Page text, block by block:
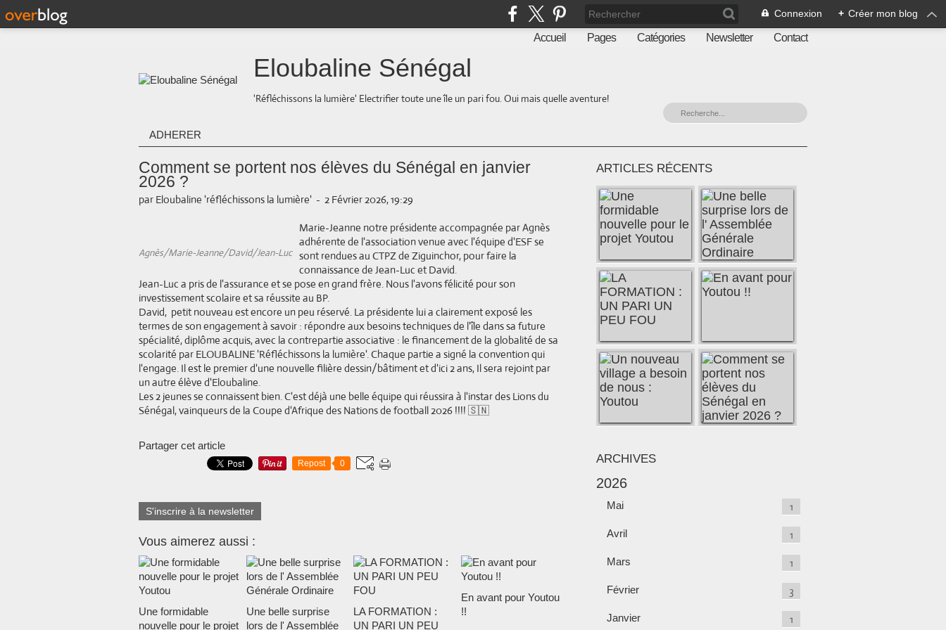
Connexion + Créer mon blog
Accueil Pages Catégories Newsletter Contact
Eloubaline Sénégal
'Réfléchissons la lumière' Electrifier toute une île un pari fou. Oui mais quelle aventure!
ADHERER
Comment se portent nos élèves du Sénégal en janvier
2026 ?
par Eloubaline 'réfléchissons la lumière' - 2 Février 2026, 19:29
Agnès/Marie-Jeanne/David/Jean-Luc
Marie-Jeanne notre présidente accompagnée par Agnès
adhérente de l'association venue avec l'équipe d'ESF se
sont rendues au CTPZ de Ziguinchor, pour faire la
connaissance de Jean-Luc et David.
Jean-Luc a pris de l'assurance et se pose en grand frère. Nous l'avons félicité pour son
investissement scolaire et sa réussite au BP.
David, petit nouveau est encore un peu réservé. La présidente lui a clairement exposé les
termes de son engagement à savoir : répondre aux besoins techniques de l'île dans sa future
spécialité, diplôme acquis, avec la contrepartie associative : le financement de la globalité de sa
scolarité par ELOUBALINE 'Réfléchissons la lumière'. Chaque partie a signé la convention qui
l'engage. Il est le premier d'une nouvelle filière dessin/bâtiment et d'ici 2 ans, Il sera rejoint par
un autre élève d'Eloubaline.
Les 2 jeunes se connaissent bien. C'est déjà une belle équipe qui réussira à l'instar des Lions du
Sénégal, vainqueurs de la Coupe d'Afrique des Nations de football 2026 !!!! 🇸🇳
Partager cet article
Repost 0
S'inscrire à la newsletter
Vous aimerez aussi :
Une formidable
nouvelle pour le projet
Une belle surprise
lors de l' Assemblée
LA FORMATION :
UN PARI UN PEU
En avant pour Youtou
!!
ARTICLES RÉCENTS
ARCHIVES
2026
Mai 1
Avril 1
Mars 1
Février 3
Janvier 1